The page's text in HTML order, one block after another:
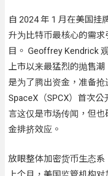
自 2024 年 1 月在美国挂
升为比特币最核心的需
目。 Geoffrey Kendrick
上市以来最猛烈的抛售
是为了腾出资金，准备抢
SpaceX（SPCX）首次
言这仅是市场传闻，但
金排挤效应。
放眼整体加密货币生态系